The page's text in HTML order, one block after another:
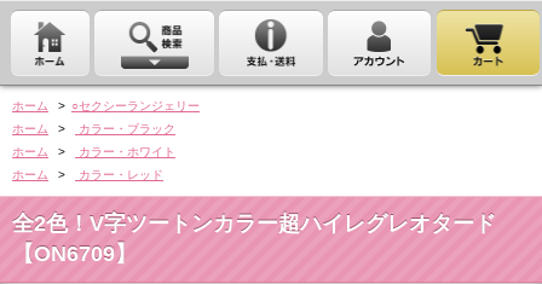
ホーム > ○セクシーランジェリー
ホーム
>
カラー・ブラック
ホーム
>
カラー・ホワイト
ホーム
> カラー・レッド
全2色！V字ツートンカラー超ハイレグレオタード
【ON6709】